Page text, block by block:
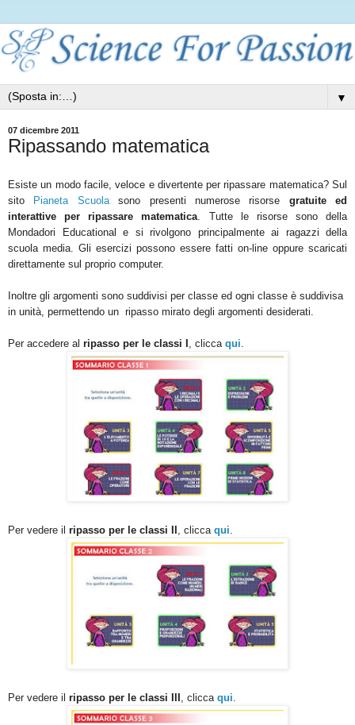
▼
07 dicembre 2011
Ripassando matematica
Esiste un modo facile, veloce e divertente per ripassare matematica? Sul
sito
Pianeta Scuolasono presenti numerose risorse gratuite ed
interattive per ripassare
matematica . Tutte le risorse sono della
Mondadori Educational e si rivolgono principalmente ai ragazzi della
scuola media. Gli esercizi possono essere fatti on-line oppure scaricati
direttamente sul proprio computer.
Inoltre gli argomenti sono suddivisi per classe ed ogni classe è suddivisa
in unità, permettendo un ripasso mirato degli argomenti desiderati.
Per accedere al ripasso per le classi I , clicca qui
Per vedere il ripasso per le classi II , clicca qui
Per vedere il ripasso per le classi III , clicca qui